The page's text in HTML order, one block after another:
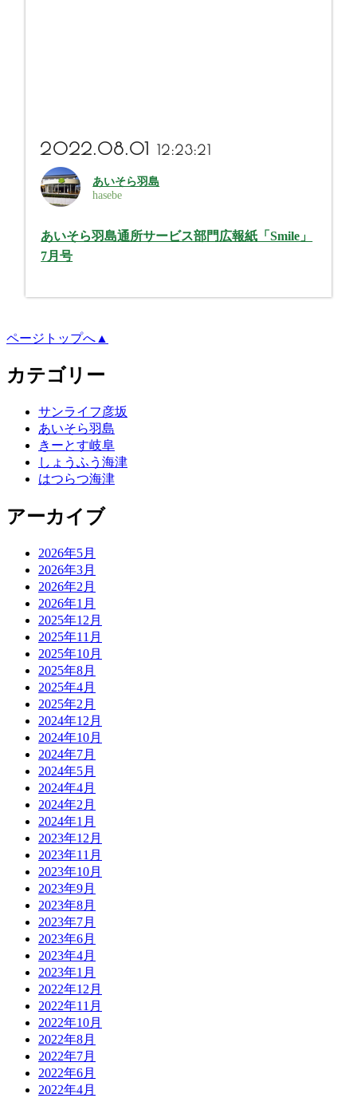
2022.08.0112:23:21
あいそら羽島
hasebe
あいそら羽島通所サービス部門広報紙「Smile」
7月号
ページトップへ▲
カテゴリー
サンライフ彦坂
あいそら羽島
きーとす岐阜
しょうふう海津
はつらつ海津
アーカイブ
2026年5月
2026年3月
2026年2月
2026年1月
2025年12月
2025年11月
2025年10月
2025年8月
2025年4月
2025年2月
2024年12月
2024年10月
2024年7月
2024年5月
2024年4月
2024年2月
2024年1月
2023年12月
2023年11月
2023年10月
2023年9月
2023年8月
2023年7月
2023年6月
2023年4月
2023年1月
2022年12月
2022年11月
2022年10月
2022年8月
2022年7月
2022年6月
2022年4月